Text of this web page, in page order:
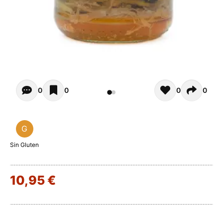
Opiniones de clientes - Actualmente no hay
0 0 0 0
G
Sin Gluten
10,95 €